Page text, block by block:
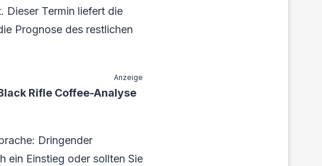
Termin liefert die
Prognose des restlichen
Anzeige
Rifle Coffee-Analyse
Dringender
ein Einstieg oder sollten Sie